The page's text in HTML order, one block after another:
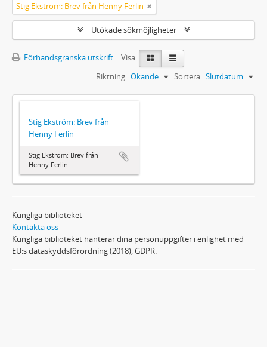
Stig Ekström: Brev från Henny Ferlin
Utökade sökmöjligheter
Förhandsgranska utskrift
Visa:
Sortera: Slutdatum
Riktning: Ökande
Stig Ekström: Brev från
Henny Ferlin
Stig Ekström: Brev från
Henny Ferlin
Kungliga biblioteket
Kontakta oss
Kungliga biblioteket hanterar dina personuppgifter i enlighet med
EU:s dataskyddsförordning (2018), GDPR.